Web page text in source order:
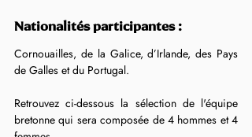
Nationalités participantes :
Cornouailles, de la Galice, d’Irlande, des Pays
de Galles et du Portugal.
Retrouvez ci-dessous la sélection de l'équipe
bretonne qui sera composée de 4 hommes et 4